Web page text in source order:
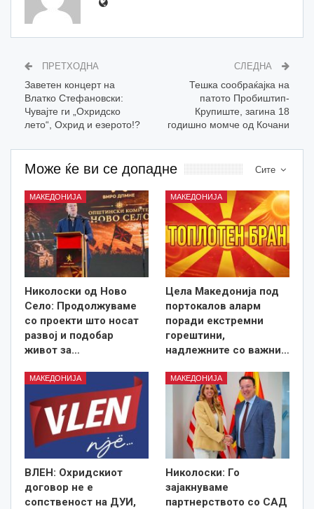
ПРЕТХОДНА
Заветен концерт на
Влатко Стефановски:
Чувајте ги „Охридско
лето“, Охрид и езерото!?
СЛЕДНА
Тешка сообраќајка на
патото Пробиштип-
Крупиште, загина 18
годишно момче од Кочани
Сите
Може ќе ви се допадне
МАКЕДОНИЈА
Николоски од Ново
Село: Продолжуваме
со проекти што носат
развој и подобар
живот за…
МАКЕДОНИЈА
Цела Македонија под
портокалов аларм
поради екстремни
горештини,
надлежните со важни…
МАКЕДОНИЈА
ВЛЕН: Охридскиот
договор не е
сопственост на ДУИ,
МАКЕДОНИЈА
Николоски: Го
зајакнуваме
партнерството со САД